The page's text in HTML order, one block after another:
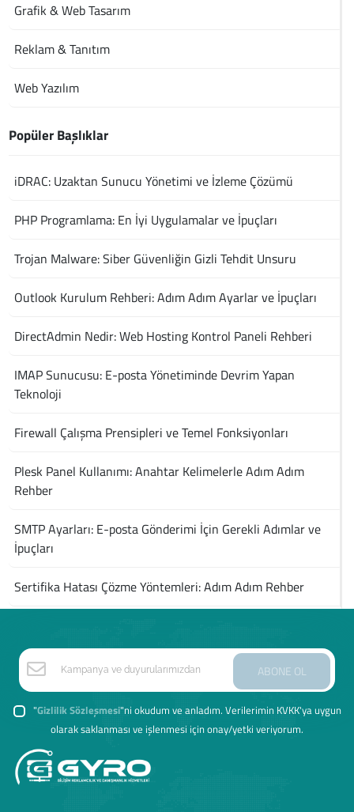
Grafik & Web Tasarım
Reklam & Tanıtım
Web Yazılım
Popüler Başlıklar
iDRAC: Uzaktan Sunucu Yönetimi ve İzleme Çözümü
PHP Programlama: En İyi Uygulamalar ve İpuçları
Trojan Malware: Siber Güvenliğin Gizli Tehdit Unsuru
Outlook Kurulum Rehberi: Adım Adım Ayarlar ve İpuçları
DirectAdmin Nedir: Web Hosting Kontrol Paneli Rehberi
IMAP Sunucusu: E-posta Yönetiminde Devrim Yapan
Teknoloji
Firewall Çalışma Prensipleri ve Temel Fonksiyonları
Plesk Panel Kullanımı: Anahtar Kelimelerle Adım Adım
Rehber
SMTP Ayarları: E-posta Gönderimi İçin Gerekli Adımlar ve
İpuçları
Sertifika Hatası Çözme Yöntemleri: Adım Adım Rehber
ABONE OL
"Gizlilik Sözleşmesi"ni okudum ve anladım. Verilerimin KVKK'ya uygun
olarak saklanması ve işlenmesi için onay/yetki veriyorum.